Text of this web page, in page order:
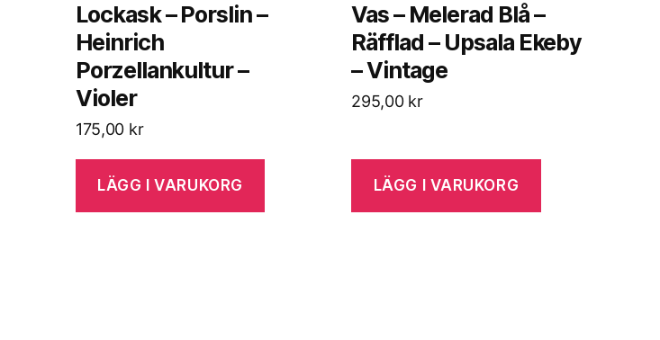
Lockask – Porslin –
Heinrich
Porzellankultur –
Violer
175,00 kr
LÄGG I VARUKORG
Vas – Melerad Blå –
Räfflad – Upsala Ekeby
– Vintage
295,00 kr
LÄGG I VARUKORG